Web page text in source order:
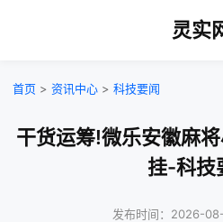
灵实
首页 > 资讯中心 > 科技要闻
干货运筹!微乐安徽麻
挂-科技
发布时间：2026-